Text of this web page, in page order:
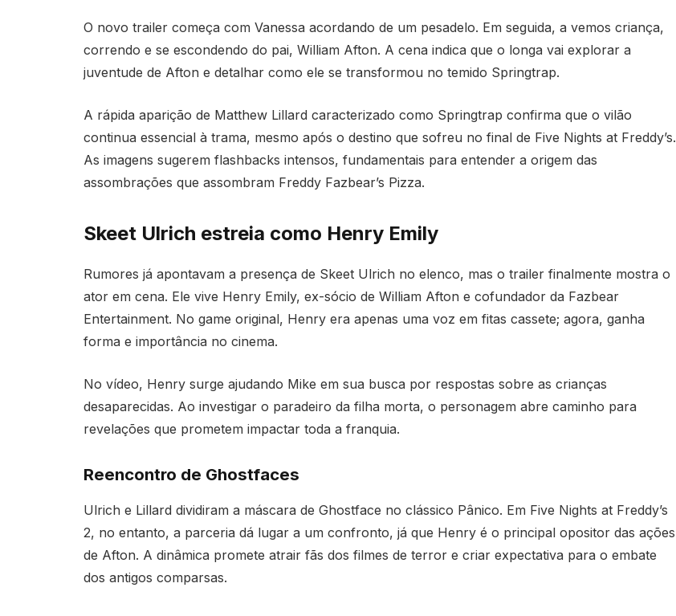
O novo trailer começa com Vanessa acordando de um pesadelo. Em seguida, a vemos criança,
correndo e se escondendo do pai, William Afton. A cena indica que o longa vai explorar a
juventude de Afton e detalhar como ele se transformou no temido Springtrap.
A rápida aparição de Matthew Lillard caracterizado como Springtrap confirma que o vilão
continua essencial à trama, mesmo após o destino que sofreu no final de Five Nights at Freddy’s.
As imagens sugerem flashbacks intensos, fundamentais para entender a origem das
assombrações que assombram Freddy Fazbear’s Pizza.
Skeet Ulrich estreia como Henry Emily
Rumores já apontavam a presença de Skeet Ulrich no elenco, mas o trailer finalmente mostra o
ator em cena. Ele vive Henry Emily, ex-sócio de William Afton e cofundador da Fazbear
Entertainment. No game original, Henry era apenas uma voz em fitas cassete; agora, ganha
forma e importância no cinema.
No vídeo, Henry surge ajudando Mike em sua busca por respostas sobre as crianças
desaparecidas. Ao investigar o paradeiro da filha morta, o personagem abre caminho para
revelações que prometem impactar toda a franquia.
Reencontro de Ghostfaces
Ulrich e Lillard dividiram a máscara de Ghostface no clássico Pânico. Em Five Nights at Freddy’s
2, no entanto, a parceria dá lugar a um confronto, já que Henry é o principal opositor das ações
de Afton. A dinâmica promete atrair fãs dos filmes de terror e criar expectativa para o embate
dos antigos comparsas.